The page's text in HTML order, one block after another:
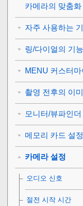
카메라의 맞춤화
자주 사용하는
링/다이얼의 기
MENU 커스터
촬영 전후의 이
모니터/뷰파인더
메모리 카드 설정
카메라 설정
오디오 신호
절전 시작 시간